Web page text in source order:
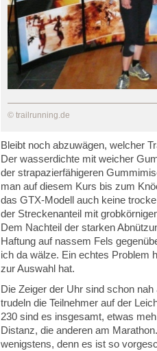
© trailrunning.de
Bleibt noch abzuwägen, welcher
Der wasserdichte mit weicher
der strapazierfähigeren
man auf diesem Kurs bis zum
das GTX-Modell auch keine
der Streckenanteil mit
Dem Nachteil der starken
Haftung auf nassem Fels
ich da wälze. Ein echtes Problem
zur Auswahl hat.
Die Zeiger der Uhr sind schon
trudeln die Teilnehmer auf der
230 sind es insgesamt, etwas
Distanz, die anderen am
wenigstens, denn es ist so